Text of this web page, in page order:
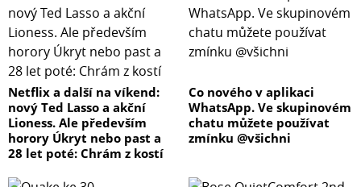
Netflix a další na víkend:
nový Ted Lasso a akční
Lioness. Ale především
horory Úkryt nebo past a
28 let poté: Chrám z kostí
Co nového v aplikaci
WhatsApp. Ve skupinovém
chatu můžete používat
zmínku @všichni